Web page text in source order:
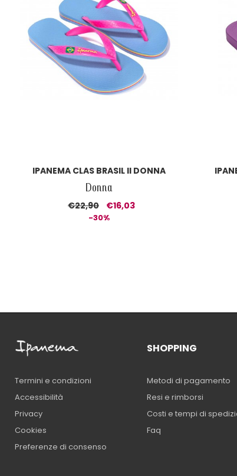
IPANEMA CLAS BRASIL II DONNA
Donna
€22,90 €16,03
-30%
Termini e condizioni
Accessibilità
Privacy
Cookies
Preferenze di consenso
SHOPPING
Metodi di pagamento
Resi e rimborsi
Costi e tempi di
Faq